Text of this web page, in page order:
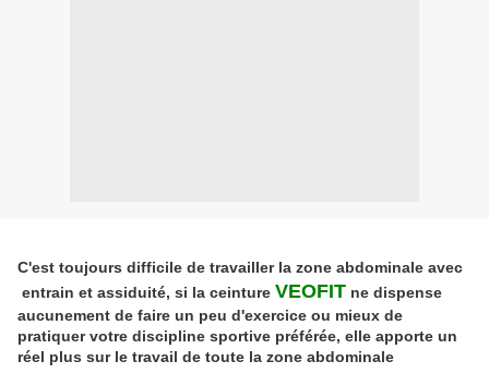
C'est toujours difficile de travailler la zone abdominale avec
entrain et assiduité, si la ceinture VEOFIT ne dispense
aucunement de faire un peu d'exercice ou mieux de
pratiquer votre discipline sportive préférée, elle apporte un
réel plus sur le travail de toute la zone abdominale